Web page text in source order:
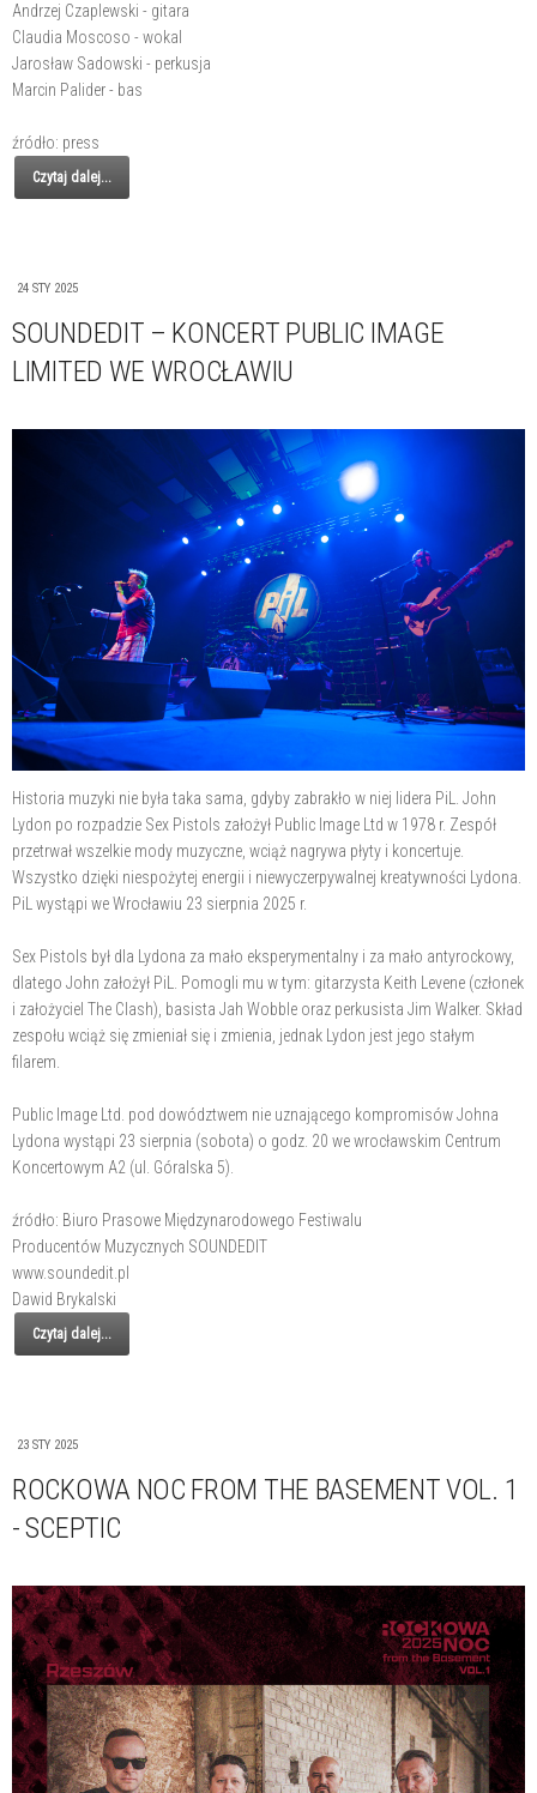
Andrzej Czaplewski - gitara
Claudia Moscoso - wokal
Jarosław Sadowski - perkusja
Marcin Palider - bas
źródło: press
Czytaj dalej...
24 STY 2025
SOUNDEDIT – KONCERT PUBLIC IMAGE
LIMITED WE WROCŁAWIU
Historia muzyki nie była taka sama, gdyby zabrakło w niej lidera PiL. John
Lydon po rozpadzie Sex Pistols założył Public Image Ltd w 1978 r. Zespół
przetrwał wszelkie mody muzyczne, wciąż nagrywa płyty i koncertuje.
Wszystko dzięki niespożytej energii i niewyczerpywalnej kreatywności Lydona.
PiL wystąpi we Wrocławiu 23 sierpnia 2025 r.
Sex Pistols był dla Lydona za mało eksperymentalny i za mało antyrockowy,
dlatego John założył PiL. Pomogli mu w tym: gitarzysta Keith Levene (członek
i założyciel The Clash), basista Jah Wobble oraz perkusista Jim Walker. Skład
zespołu wciąż się zmieniał się i zmienia, jednak Lydon jest jego stałym
filarem.
Public Image Ltd. pod dowództwem nie uznającego kompromisów Johna
Lydona wystąpi 23 sierpnia (sobota) o godz. 20 we wrocławskim Centrum
Koncertowym A2 (ul. Góralska 5).
źródło: Biuro Prasowe Międzynarodowego Festiwalu
Producentów Muzycznych SOUNDEDIT
www.soundedit.pl
Dawid Brykalski
Czytaj dalej...
23 STY 2025
ROCKOWA NOC FROM THE BASEMENT VOL. 1
- SCEPTIC